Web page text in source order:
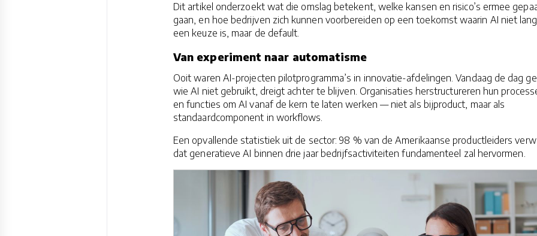
Dit artikel onderzoekt wat die omslag betekent, welke kansen en risico’s ermee
gaan, en hoe bedrijven zich kunnen voorbereiden op een toekomst waarin AI niet
een keuze is, maar de default.
Van experiment naar automatisme
Ooit waren AI-projecten pilotprogramma’s in innovatie-afdelingen. Vandaag de dag
wie AI niet gebruikt, dreigt achter te blijven. Organisaties herstructureren hun
en functies om AI vanaf de kern te laten werken — niet als bijproduct, maar als
standaardcomponent in workflows.
Een opvallende statistiek uit de sector: 98 % van de Amerikaanse productleiders
dat generatieve AI binnen drie jaar bedrijfsactiviteiten fundamenteel zal hervormen.